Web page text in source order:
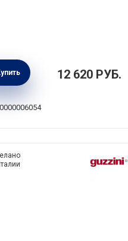
см, керамика, цвет
Франция, 340225
12 620 РУБ.